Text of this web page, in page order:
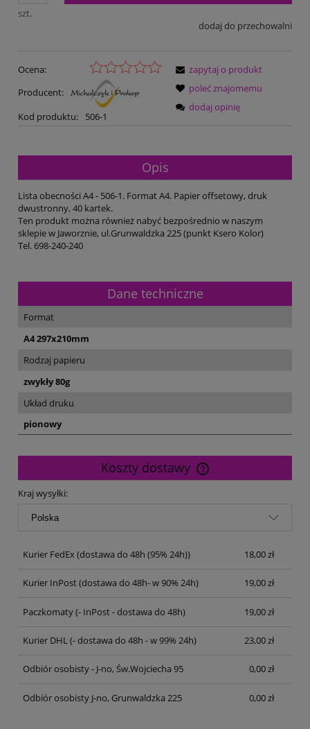
szt.
dodaj do przechowalni
Ocena:
Producent:
Kod produktu:
506-1
zapytaj o produkt
poleć znajomemu
dodaj opinię
Opis
Lista obecności A4 - 506-1. Format A4. Papier offsetowy, druk
dwustronny, 40 kartek.
Ten produkt można również nabyć bezpośrednio w naszym
sklepie w Jaworznie, ul.Grunwaldzka 225 (punkt Ksero Kolor)
Tel. 698-240-240
Dane techniczne
Format
A4 297x210mm
Rodzaj papieru
zwykły 80g
Układ druku
pionowy
Koszty dostawy
Cena nie zawiera ewentualnych kosztów płatności
Kraj wysyłki:
Kurier FedEx(dostawa do 48h (95% 24h)) 18,00 zł
Kurier InPost(dostawa do 48h- w 90% 24h) 19,00 zł
Paczkomaty(- InPost - dostawa do 48h) 19,00 zł
Kurier DHL(- dostawa do 48h - w 99% 24h) 23,00 zł
Odbiór osobisty - J-no, Św.Wojciecha 95 0,00 zł
Odbiór osobisty J-no, Grunwaldzka 225 0,00 zł